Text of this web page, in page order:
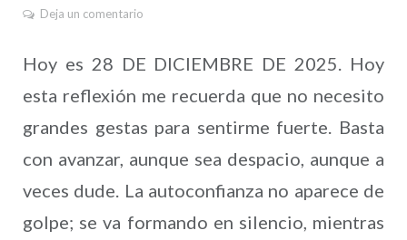
Deja un comentario
Hoy es 28 DE DICIEMBRE DE 2025. Hoy
esta reflexión me recuerda que no necesito
grandes gestas para sentirme fuerte. Basta
con avanzar, aunque sea despacio, aunque a
veces dude. La autoconfianza no aparece de
golpe; se va formando en silencio, mientras